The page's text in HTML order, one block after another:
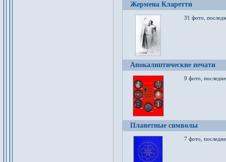
Жермена Кларетти
31 фото,
Апокалиптические печати
9 фото,
Планетные символы
7 фото,